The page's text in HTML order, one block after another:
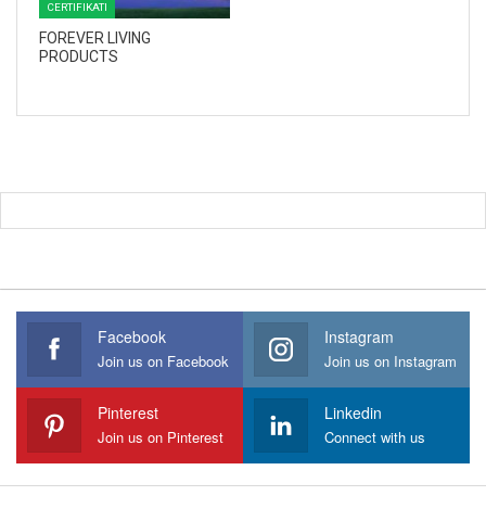
CERTIFIKATI
FOREVER LIVING
PRODUCTS
Facebook
Join us on Facebook
Instagram
Join us on Instagram
Pinterest
Join us on Pinterest
Linkedin
Connect with us